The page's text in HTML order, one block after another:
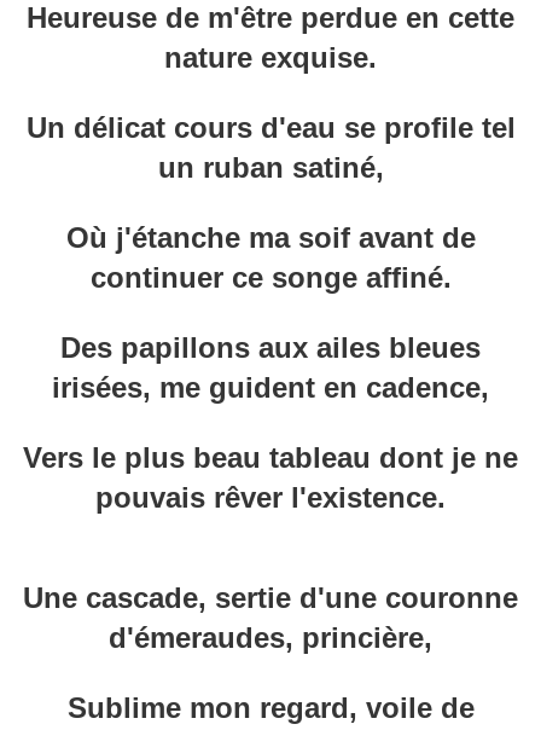
Heureuse de m'être perdue en cette
nature exquise.
Un délicat cours d'eau se profile tel
un ruban satiné,
Où j'étanche ma soif avant de
continuer ce songe affiné.
Des papillons aux ailes bleues
irisées, me guident en cadence,
Vers le plus beau tableau dont je ne
pouvais rêver l'existence.
Une cascade, sertie d'une couronne
d'émeraudes, princière,
Sublime mon regard, voile de